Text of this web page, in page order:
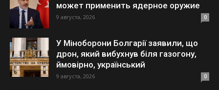
может применить ядерное оружие
9 августа, 2026 0
У Міноборони Болгарії заявили, що
дрон, який вибухнув біля газогону,
ймовірно, український
9 августа, 2026 0